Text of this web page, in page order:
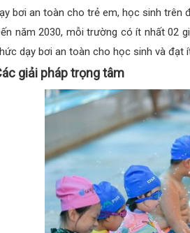
bơi an toàn cho trẻ em, học sinh trên
năm 2030, mỗi trường có ít nhất 02
dạy bơi an toàn cho học sinh và đạt
giải pháp trọng tâm